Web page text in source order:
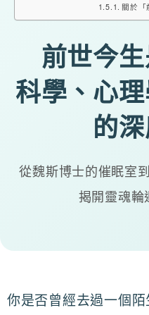
關於「
前世今
科學、心
的
從魏斯博士的催眠室
揭開靈魂輪
你是否曾經去過一個